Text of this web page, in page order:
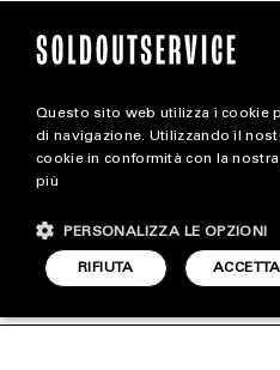
SAUDITA
Questo sito web utilizza i cookie
di navigazione. Utilizzando il
cookie in conformità con la
più
ACCETTA
RIFIUTA
PERSONALIZZA LE OPZIONI